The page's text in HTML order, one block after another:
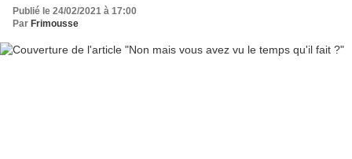
Publié le 24/02/2021 à 17:00
Par Frimousse